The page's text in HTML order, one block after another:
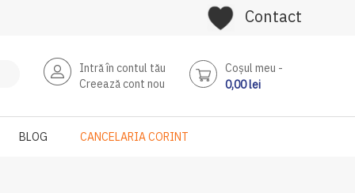
Contact
Intră în contul tău
Creează cont nou
Coşul meu
0,00 lei
BLOG CANCELARIA CORINT